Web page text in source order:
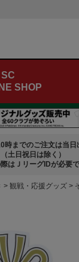
SHOP
時までのご注文は当日
（土日祝日は除く）
はＪリーグIDが必要で
観戦・応援グッズ